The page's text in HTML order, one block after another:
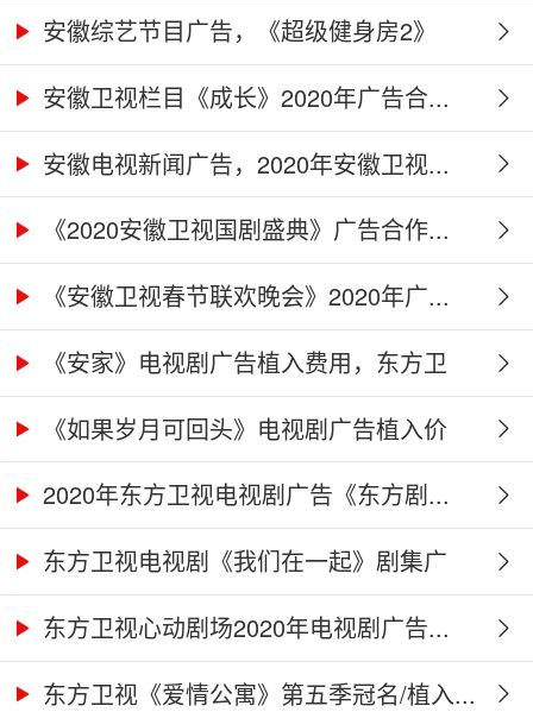
及...安徽综艺节目广告，《超级健身房2》
广...安徽卫视栏目《成长》2020年广告合...
安徽电视新闻广告，2020年安徽卫视...
《2020安徽卫视国剧盛典》广告合作...
《安徽卫视春节联欢晚会》2020年广...
《安家》电视剧广告植入费用，东方卫
视...《如果岁月可回头》电视剧广告植入价
格...2020年东方卫视电视剧广告《东方剧...
东方卫视电视剧《我们在一起》剧集广
告...东方卫视心动剧场2020年电视剧广告...
东方卫视《爱情公寓》第五季冠名/植入...